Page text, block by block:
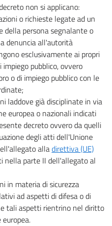
non si applicano:
o richieste legate ad un
della persona segnalante o
denuncia all'autorità
esclusivamente ai propri
pubblico, ovvero
o di impiego pubblico con le
laddove già disciplinate in via
europea o nazionali indicati
decreto ovvero da quelli
degli atti dell'Unione
alladirettiva (UE)
nella parte II dell'allegato al
in materia di sicurezza
ad aspetti di difesa o di
tali aspetti rientrino nel diritto